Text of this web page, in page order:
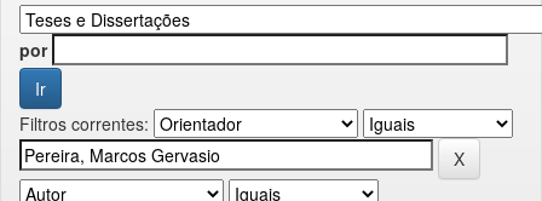
por
Filtros correntes: